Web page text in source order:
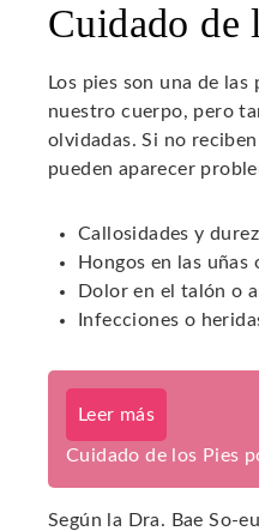
Cuidado de
Los pies son una de
nuestro cuerpo, pero
olvidadas. Si no
pueden aparecer
Callosidades y
Hongos en las uñas
Dolor en el talón o
Infecciones o
Leer más
Cuidado de los Pies
Según la Dra. Bae So-